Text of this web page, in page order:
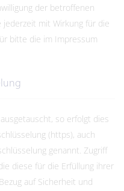
der betroffenen
jederzeit mit Wirkung für die
bitte die im Impressum
so erfolgt dies
(https), auch
genannt. Zugriff
diese für die Erfüllung ihrer
auf Sicherheit und